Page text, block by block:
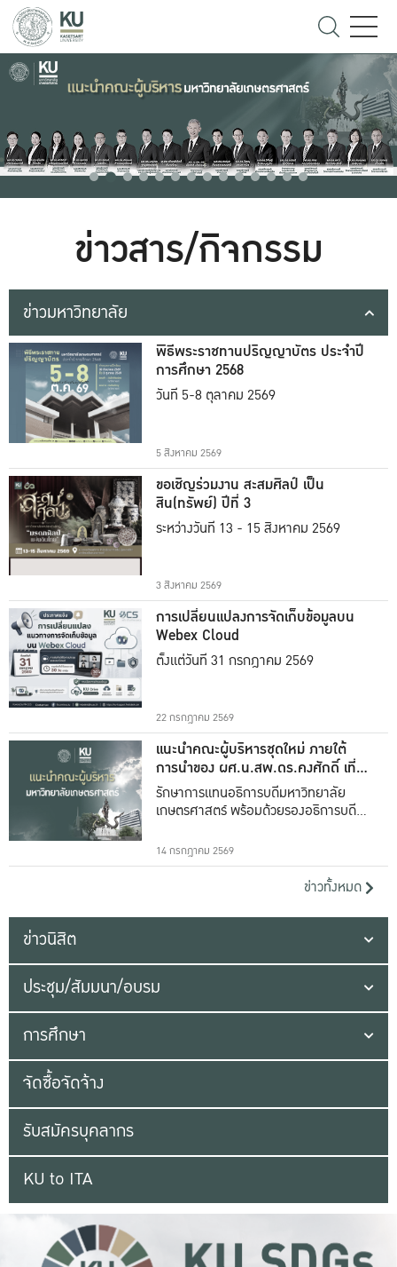
ข่าวสาร/กิจกรรม
ข่าวมหาวิทยาลัย
พิธีพระราชทานปริญญาบัตร ประจำปี
การศึกษา 2568
วันที่ 5-8 ตุลาคม 2569
5 สิงหาคม 2569
ขอเชิญร่วมงาน สะสมศิลป์ เป็น
สิน(ทรัพย์) ปีที่ 3
ระหว่างวันที่ 13 - 15 สิงหาคม 2569
3 สิงหาคม 2569
การเปลี่ยนแปลงการจัดเก็บข้อมูลบน
Webex Cloud
ตั้งแต่วันที่ 31 กรกฎาคม 2569
22 กรกฎาคม 2569
แนะนำคณะผู้บริหารชุดใหม่ ภายใต้
การนำของ ผศ.น.สพ.ดร.คงศักดิ์ เที่ยง
ธรรม
รักษาการแทนอธิการบดีมหาวิทยาลัย
เกษตรศาสตร์ พร้อมด้วยรองอธิการบดีทั้ง
14 กรกฎาคม 2569
ข่าวทั้งหมด
ข่าวนิสิต
ประชุม/สัมมนา/อบรม
การศึกษา
จัดซื้อจัดจ้าง
รับสมัครบุคลากร
KU to ITA